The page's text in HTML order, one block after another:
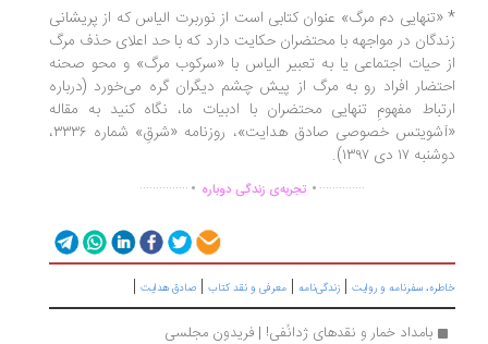
دم مرگ» عنوان کتابی ا‌ست از نوربرت الیاس که از پریشانی
در مواجهه با محتضران حکایت دارد که با حد اعلای حذف مرگ
حیات اجتماعی یا به تعبیر الیاس با «سرکوب مرگ» و محو صحنه
افراد رو به مرگ از پیش چشم دیگران گره می‌خورد (درباره
مفهومِ تنهایی محتضران با ادبیات ما، نگاه کنید به مقاله
۱۷ دی ۱۳۹۷).
................تجربه‌ی زندگی دوباره ...............
سفرنامه‌ و روایت|زندگی‌نامه|معرفی و نقد کتاب|صادق هدایت|
بامداد خمار و نقدهای ژدانُفی! | فریدون مجلسی